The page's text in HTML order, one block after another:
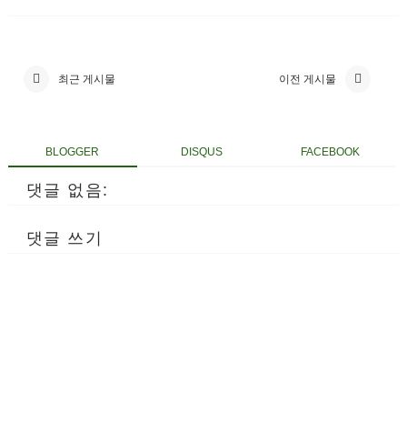
최근 게시물 이전 게시물
BLOGGER DISQUS FACEBOOK
댓글 없음:
댓글 쓰기